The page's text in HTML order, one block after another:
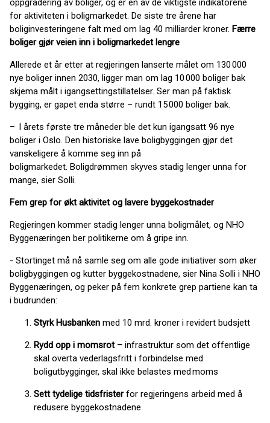
oppgradering av boliger, og er en av de viktigste indikatorene
for aktiviteten i boligmarkedet. De siste tre årene har
boliginvesteringene falt med om lag 40 milliarder kroner. Færre
boliger gjør veien inn i boligmarkedet lengre
Allerede et år etter at regjeringen lanserte målet om 130 000
nye boliger innen 2030, ligger man om lag 10 000 boliger bak
skjema målt i igangsettingstillatelser. Ser man på faktisk
bygging, er gapet enda større – rundt 15 000 boliger bak.
– I årets første tre måneder ble det kun igangsatt 96 nye
boliger i Oslo. Den historiske lave boligbyggingen gjør det
vanskeligere å komme seg inn på
boligmarkedet. Boligdrømmen skyves stadig lenger unna for
mange, sier Solli.
Fem grep for økt aktivitet og lavere byggekostnader
Regjeringen kommer stadig lenger unna boligmålet, og NHO
Byggenæringen ber politikerne om å gripe inn.
- Stortinget må nå samle seg om alle gode initiativer som øker
boligbyggingen og kutter byggekostnadene, sier Nina Solli i NHO
Byggenæringen, og peker på fem konkrete grep partiene kan ta
i budrunden:
Styrk Husbanken med 10 mrd. kroner i revidert budsjett
Rydd opp i momsrot – infrastruktur som det offentlige
skal overta vederlagsfritt i forbindelse med
boligutbygginger, skal ikke belastes med moms
Sett tydelige tidsfristerfor regjeringens arbeid med å
redusere byggekostnadene